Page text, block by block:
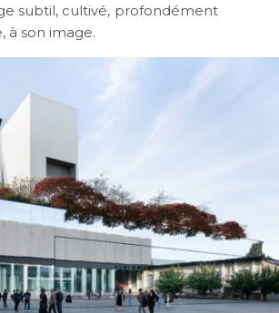
subtil, cultivé, profondément
à son image.